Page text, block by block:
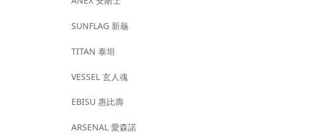
SUNFLAG 新龜
TITAN 泰坦
VESSEL 玄人魂
EBISU 惠比壽
ARSENAL 愛森諾